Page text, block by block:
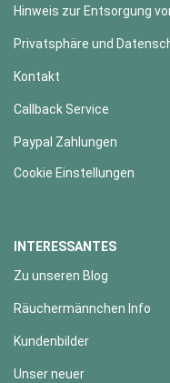
Hinweis zur Entsorgung
Privatsphäre und
Kontakt
Callback Service
Paypal Zahlungen
Cookie Einstellungen
INTERESSANTES
Zu unseren Blog
Räuchermännchen Info
Kundenbilder
Unser neuer